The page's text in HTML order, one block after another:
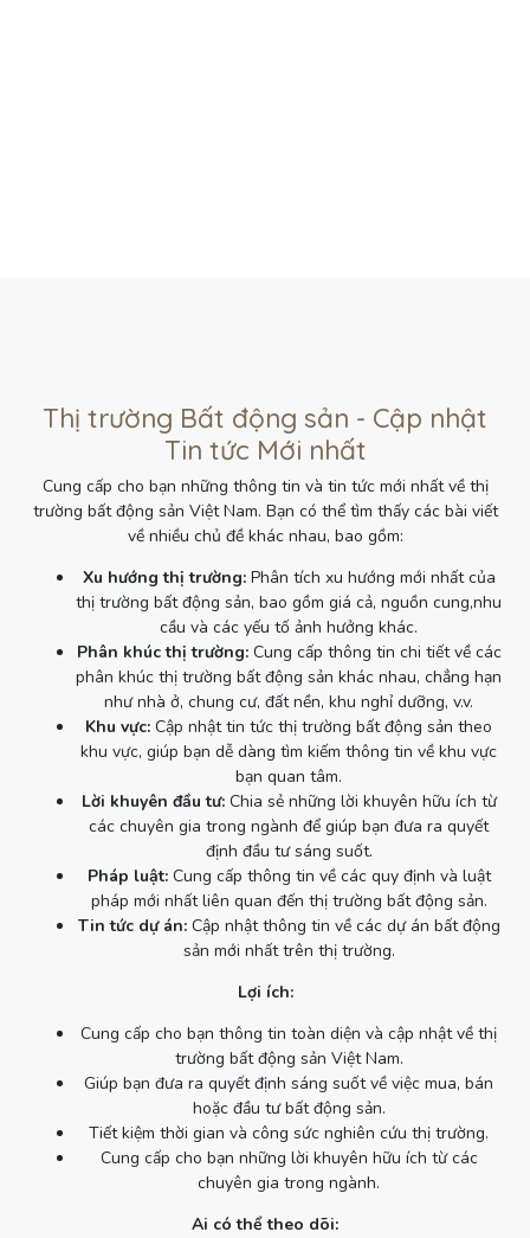
Thị trường Bất động sản - Cập nhật
Tin tức Mới nhất
Cung cấp cho bạn những thông tin và tin tức mới nhất về thị
trường bất động sản Việt Nam. Bạn có thể tìm thấy các bài viết
về nhiều chủ đề khác nhau, bao gồm:
Xu hướng thị trường:Phân tích xu hướng mới nhất của
thị trường bất động sản, bao gồm giá cả, nguồn cung,nhu
cầu và các yếu tố ảnh hưởng khác.
Phân khúc thị trường:Cung cấp thông tin chi tiết về các
phân khúc thị trường bất động sản khác nhau, chẳng hạn
như nhà ở, chung cư, đất nền, khu nghỉ dưỡng, v.v.
Khu vực: Cập nhật tin tức thị trường bất động sản theo
khu vực, giúp bạn dễ dàng tìm kiếm thông tin về khu vực
bạn quan tâm.
Lời khuyên đầu tư:Chia sẻ những lời khuyên hữu ích từ
các chuyên gia trong ngành để giúp bạn đưa ra quyết
định đầu tư sáng suốt.
Pháp luật:Cung cấp thông tin về các quy định và luật
pháp mới nhất liên quan đến thị trường bất động sản.
Tin tức dự án:Cập nhật thông tin về các dự án bất động
sản mới nhất trên thị trường.
Lợi ích:
Cung cấp cho bạn thông tin toàn diện và cập nhật về thị
trường bất động sản Việt Nam.
Giúp bạn đưa ra quyết định sáng suốt về việc mua, bán
hoặc đầu tư bất động sản.
Tiết kiệm thời gian và công sức nghiên cứu thị trường.
Cung cấp cho bạn những lời khuyên hữu ích từ các
chuyên gia trong ngành.
Ai có thể theo dõi: